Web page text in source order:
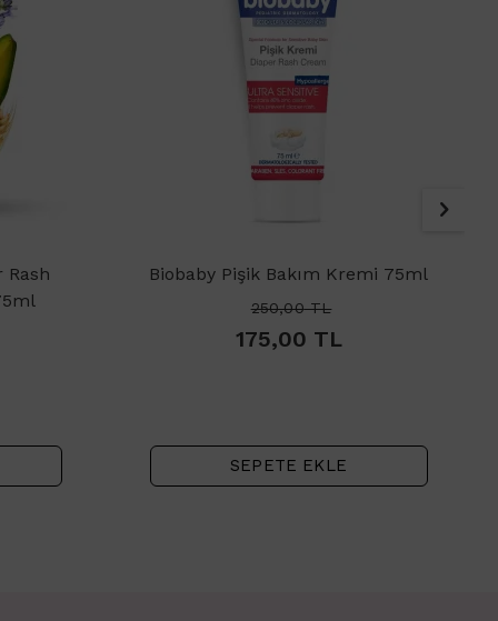
Rash
Biobaby Pişik Bakım Kremi 75ml
250,00TL
175,00 TL
SEPETE EKLE